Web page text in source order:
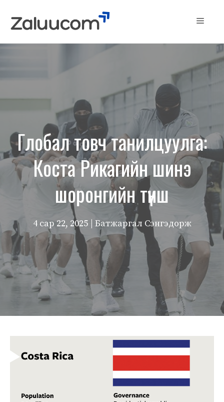
Menu
Глобал товч танилцуулга:
Коста Рикагийн шинэ
шоронгийн түнш
4 сар 22, 2025 | Батжаргал Сэнгэдорж